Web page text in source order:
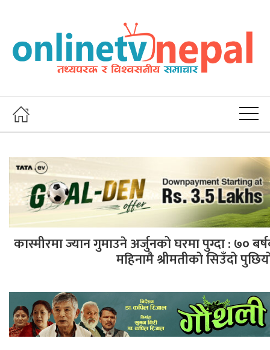
कास्मीरमा ज्यान गुमाउने अर्जुनको घरमा पुग्दा : ७०
महिनामै श्रीमतीको सिउँदो